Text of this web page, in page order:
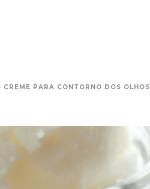
PARA CONTORNO DOS OLHOS